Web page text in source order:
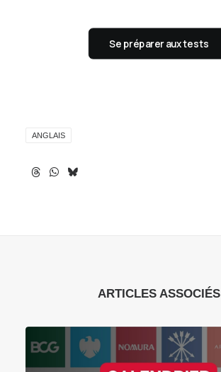
Se préparer aux tests
ANGLAIS
ARTICLES ASSOCIÉS